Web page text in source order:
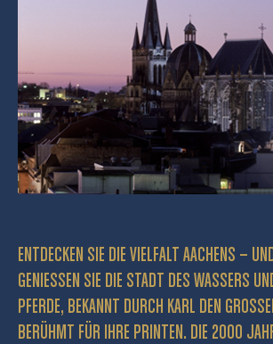
ENTDECKEN SIE DIE VIELFALT AACHENS –
GENIESSEN SIE DIE STADT DES WASSERS UND
FERDE, BEKANNT DURCH KARL DEN GROSSEN
RÜHMT FÜR IHRE PRINTEN. DIE 2000 JAHRE